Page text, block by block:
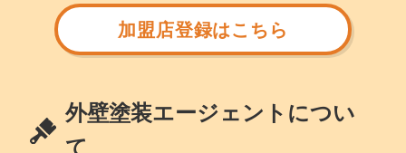
加盟店登録はこちら
外壁塗装エージェントについ
て